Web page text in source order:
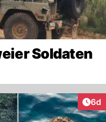
Soldaten
6d